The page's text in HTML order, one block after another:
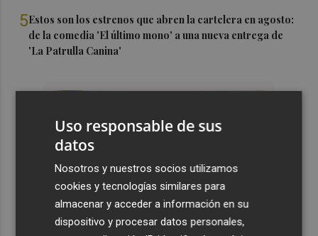
5Estos son los estrenos que abren la cartelera en agosto:
de la comedia 'El último mono' a una nueva entrega de
'La Patrulla Canina'
Uso responsable de sus
datos
Nosotros y nuestros socios utilizamos
cookies y tecnologías similares para
almacenar y acceder a información en su
dispositivo y procesar datos personales,